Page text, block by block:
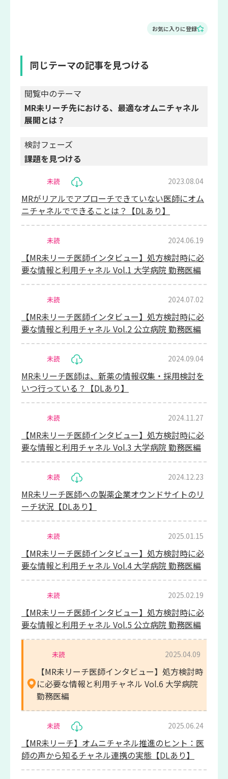
お気に入りに登録
同じテーマの記事を見つける
閲覧中のテーマ
MR未リーチ先における、最適なオムニチャネル
展開とは？
検討フェーズ
課題を見つける
未読
MRがリアルでアプローチできていない医師にオム
ニチャネルでできることは？【DLあり】
2023.08.04
未読
【MR未リーチ医師インタビュー】処方検討時に必
要な情報と利用チャネル Vol.1 大学病院 勤務医編
2024.06.19
未読
【MR未リーチ医師インタビュー】処方検討時に必
要な情報と利用チャネル Vol.2 公立病院 勤務医編
2024.07.02
未読
MR未リーチ医師は、新薬の情報収集・採用検討を
いつ行っている？【DLあり】
2024.09.04
未読
【MR未リーチ医師インタビュー】処方検討時に必
要な情報と利用チャネル Vol.3 大学病院 勤務医編
2024.11.27
未読
MR未リーチ医師への製薬企業オウンドサイトのリ
ーチ状況【DLあり】
2024.12.23
未読
【MR未リーチ医師インタビュー】処方検討時に必
要な情報と利用チャネル Vol.4 大学病院 勤務医編
2025.01.15
未読
【MR未リーチ医師インタビュー】処方検討時に必
要な情報と利用チャネル Vol.5 公立病院 勤務医編
2025.02.19
未読
【MR未リーチ医師インタビュー】処方検討時
に必要な情報と利用チャネル Vol.6 大学病院
勤務医編
2025.04.09
未読
【MR未リーチ】オムニチャネル推進のヒント：医
師の声から知るチャネル連携の実態【DLあり】
2025.06.24